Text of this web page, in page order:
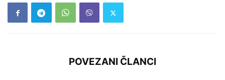
POVEZANI ČLANCI